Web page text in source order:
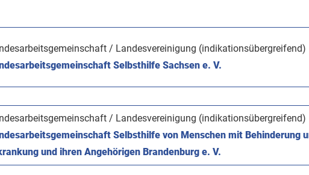
/ Landesvereinigung (indikationsübergreifend)
Selbsthilfe Sachsen e. V.
/ Landesvereinigung (indikationsübergreifend)
Selbsthilfe von Menschen mit Behinderung
und ihren Angehörigen Brandenburg e. V.